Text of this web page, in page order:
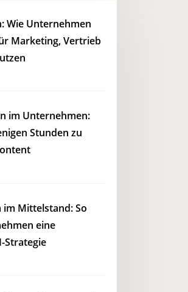
Wie Unternehmen
Marketing, Vertrieb
im Unternehmen:
Stunden zu
Mittelstand: So
eine
Strategie